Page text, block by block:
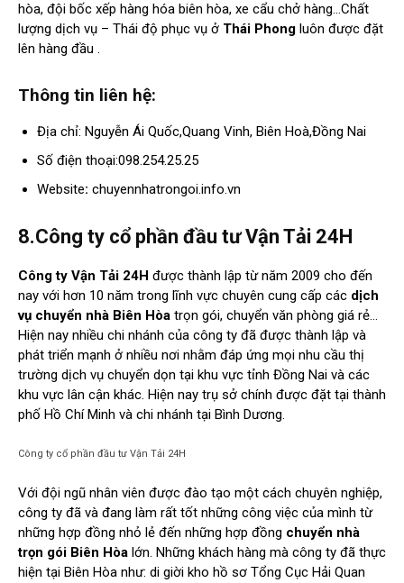
hòa, đội bốc xếp hàng hóa biên hòa, xe cẩu chở hàng…Chất
lượng dịch vụ – Thái độ phục vụ ở Thái Phong luôn được đặt
lên hàng đầu .
Thông tin liên hệ:
Địa chỉ: Nguyễn Ái Quốc,Quang Vinh, Biên Hoà,Đồng Nai
Số điện thoại:098.254.25.25
Website: chuyennhatrongoi.info.vn
8.Công ty cổ phần đầu tư Vận Tải 24H
Công ty Vận Tải 24H được thành lập từ năm 2009 cho đến
nay với hơn 10 năm trong lĩnh vực chuyên cung cấp các dịch
vụ chuyển nhà Biên Hòa trọn gói, chuyển văn phòng giá rẻ…
Hiện nay nhiều chi nhánh của công ty đã được thành lập và
phát triển mạnh ở nhiều nơi nhằm đáp ứng mọi nhu cầu thị
trường dịch vụ chuyển dọn tại khu vực tỉnh Đồng Nai và các
khu vực lân cận khác. Hiện nay trụ sở chính được đặt tại thành
phố Hồ Chí Minh và chi nhánh tại Bình Dương.
Công ty cổ phần đầu tư Vận Tải 24H
Với đội ngũ nhân viên được đào tạo một cách chuyên nghiệp,
công ty đã và đang làm rất tốt những công việc của mình từ
những hợp đồng nhỏ lẻ đến những hợp đồng chuyển nhà
trọn gói Biên Hòa lớn. Những khách hàng mà công ty đã thực
hiện tại Biên Hòa như: di giời kho hồ sơ Tổng Cục Hải Quan